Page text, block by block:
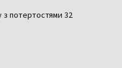
з потертостями 32